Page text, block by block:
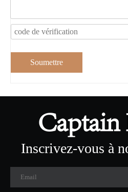
Soumettre
Inscrivez-vous à